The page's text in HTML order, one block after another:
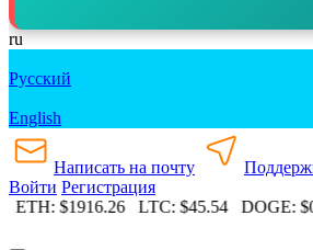
ru
Русский
English
Написать на почту
Войти Регистрация
ETH:$1916.26 LTC:$45.54 DOGE: